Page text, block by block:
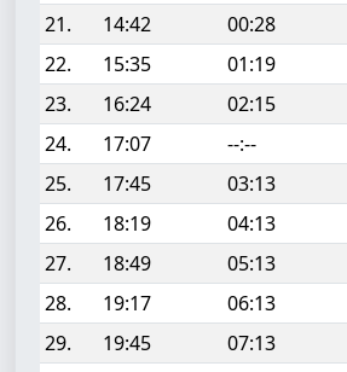
21.
14:42 00:28
22.
15:35 01:19
23.
16:24 02:15
24.
17:07 --:--
25.
17:45 03:13
26.
18:19 04:13
27.
18:49 05:13
28.
19:17 06:13
29.
19:45 07:13